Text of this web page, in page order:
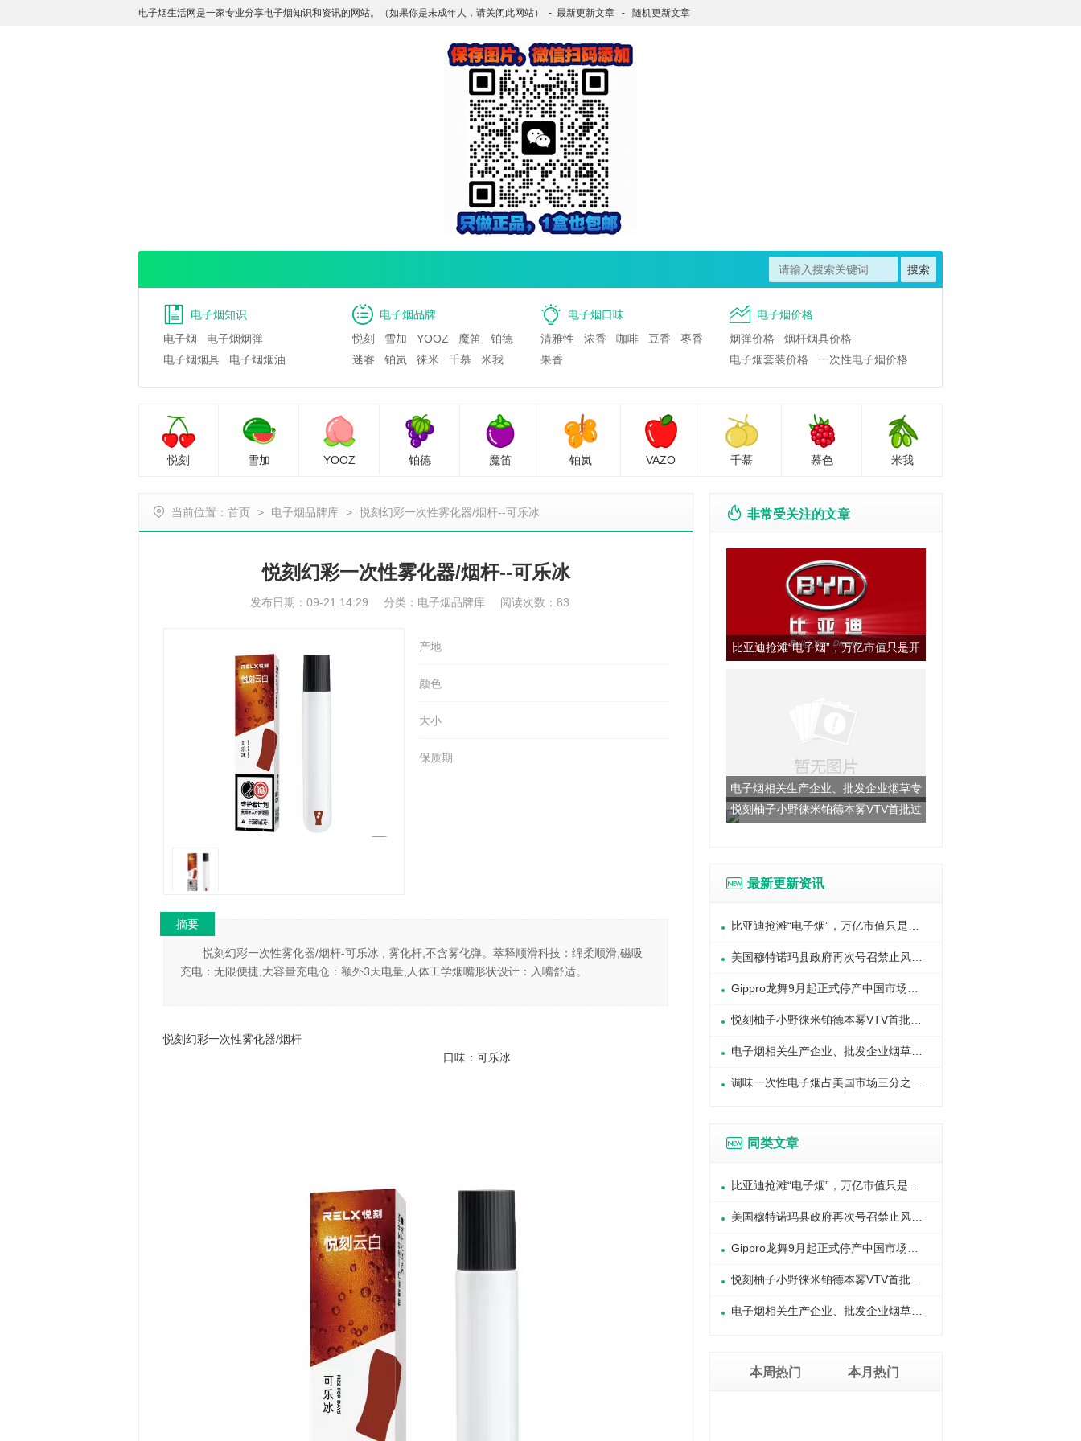
电子烟生活网是一家专业分享电子烟知识和资讯的网站。（如果你是未成年人，请关闭此网站） - 最新更新文章 - 随机更新文章
电子烟知识
电子烟
电子烟烟弹
电子烟烟具
电子烟烟油
电子烟品牌
悦刻
雪加 YOOZ 魔笛
铂德
迷睿
铂岚 徕米 千慕 米我
电子烟口味
清雅性
浓香 咖啡 豆香
枣香
果香
电子烟价格
烟弹价格
烟杆烟具价格
电子烟套装价格
一次性电子烟价格
悦刻 雪加 YOOZ 铂德 魔笛 铂岚 VAZO 千慕 慕色 米我
当前位置： 首页 > 电子烟品牌库 > 悦刻幻彩一次性雾化器/烟杆--可乐冰
悦刻幻彩一次性雾化器/烟杆--可乐冰
发布日期：09-21 14:29 分类： 电子烟品牌库 阅读次数：83
产地
颜色
大小
保质期
摘要
悦刻幻彩一次性雾化器/烟杆-可乐冰 , 雾化杆,不含雾化弹。萃释顺滑科技：绵柔顺滑,磁吸
充电：无限便捷,大容量充电仓：额外3天电量,人体工学烟嘴形状设计：入嘴舒适。
悦刻幻彩一次性雾化器/烟杆
口味：可乐冰
非常受关注的文章
比亚迪抢滩“电子烟”，万亿市值只是开
电子烟相关生产企业、批发企业烟草专
卖许可证管理细则
悦刻柚子小野徕米铂德本雾VTV首批过
最新更新资讯
同类文章
本周热门 本月热门